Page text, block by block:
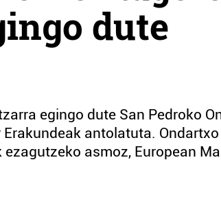
dute
egingo dute San Pedroko
antolatuta.
asmoz, European